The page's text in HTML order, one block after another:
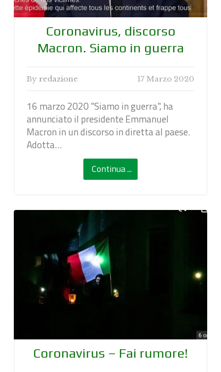
Coronavirus, discorso
Macron. Siamo in guerra
By redazione 17 Marzo 2020
16 marzo 2020 "Siamo in guerra", ha
annunciato il presidente Emmanuel
Macron in un discorso in diretta al paese.
Adotta…
Continua ...
Coronavirus – Fai rumore!